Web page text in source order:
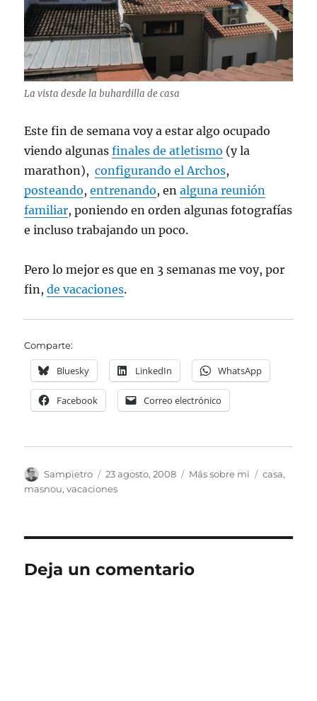
La vista desde la buhardilla de casa
Este fin de semana voy a estar algo ocupado
viendo algunasfinales de atletismo (y la
marathon),configurando el Archos,
posteando,entrenando, enalguna reunión
familiar, poniendo en orden algunas fotografías
e incluso trabajando un poco.
Pero lo mejor es que en 3 semanas me voy, por
fin,de vacaciones.
Comparte:
Bluesky LinkedIn WhatsApp
Facebook Correo electrónico
Autor
Sampietro
Publicado
el
23 agosto, 2008 Categorías
Más sobre mi Etiquetas
casa,
masnou,vacaciones
Deja un comentario